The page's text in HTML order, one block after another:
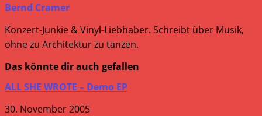
Bernd Cramer
Konzert-Junkie & Vinyl-Liebhaber. Schreibt über Musik,
ohne zu Architektur zu tanzen.
Das könnte dir auch gefallen
ALL SHE WROTE – Demo EP
30. November 2005